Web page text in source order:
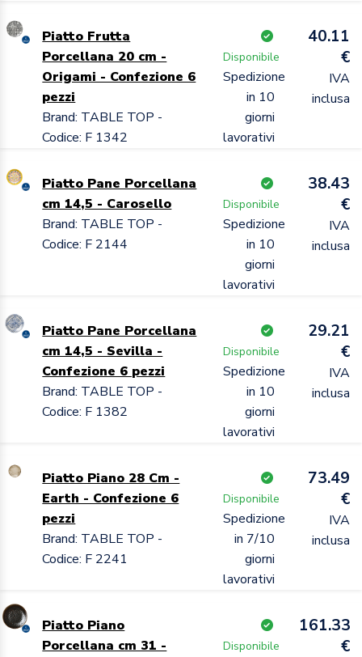
Piatto Frutta
Porcellana 20 cm -
Origami - Confezione 6
pezzi
Brand: TABLE TOP -
Codice: F 1342
Disponibile
Spedizione
in 10
giorni
lavorativi
40.11
€
IVA
inclusa
Piatto Pane Porcellana
cm 14,5 - Carosello
Brand: TABLE TOP -
Codice: F 2144
Disponibile
Spedizione
in 10
giorni
lavorativi
38.43
€
IVA
inclusa
Piatto Pane Porcellana
cm 14,5 - Sevilla -
Confezione 6 pezzi
Brand: TABLE TOP -
Codice: F 1382
Disponibile
Spedizione
in 10
giorni
lavorativi
29.21
€
IVA
inclusa
Piatto Piano 28 Cm -
Earth - Confezione 6
pezzi
Brand: TABLE TOP -
Codice: F 2241
Disponibile
Spedizione
in 7/10
giorni
lavorativi
73.49
€
IVA
inclusa
Piatto Piano
Porcellana cm 31 -
Disponibile
161.33
€